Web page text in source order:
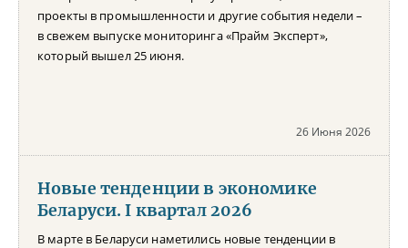
проекты в промышленности и другие события недели –
в свежем выпуске мониторинга «Прайм Эксперт»,
который вышел 25 июня.
26 Июня 2026
Новые тенденции в экономике
Беларуси. I квартал 2026
В марте в Беларуси наметились новые тенденции в